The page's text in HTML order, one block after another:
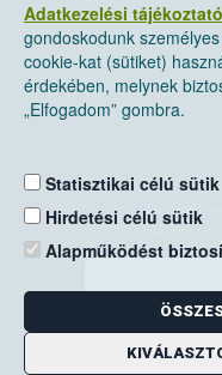
Adatkezelési
gondoskodunk
cookie-kat (sütiket)
érdekében, melynek
„Elfogadom” gombra.
Statisztikai célú sütik
Hirdetési célú sütik
Alapműködést
Nemzeti
Levelezési
E-mail:
Zöld